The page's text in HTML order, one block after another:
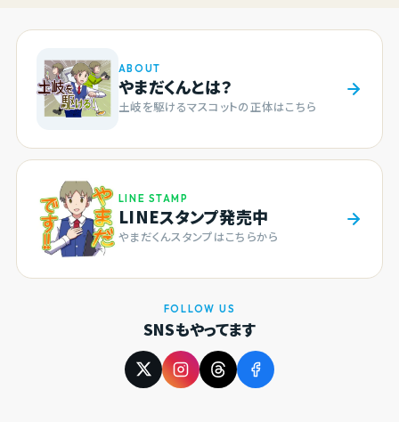
ABOUT
やまだくんとは？
土岐を駆けるマスコットの正体はこちら
LINE STAMP
LINEスタンプ発売中
やまだくんスタンプはこちらから
FOLLOW US
SNSもやってます